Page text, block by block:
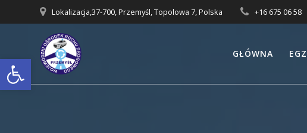
Otwórz pasek narzędzi
to
Lokalizacja,37-700, Przemyśl, Topolowa 7, Polska +16 675 06 58
GŁÓWNA